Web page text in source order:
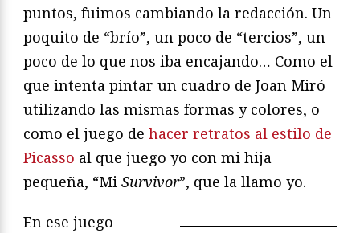
puntos, fuimos cambiando la redacción. Un
poquito de “brío”, un poco de “tercios”, un
poco de lo que nos iba encajando… Como el
que intenta pintar un cuadro de Joan Miró
utilizando las mismas formas y colores, o
como el juego de hacer retratos al estilo de
Picasso al que juego yo con mi hija
pequeña, “Mi Survivor”, que la llamo yo.
En ese juego